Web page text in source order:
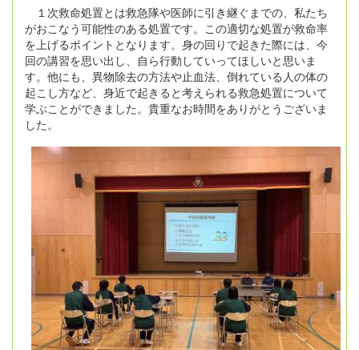
１次救命処置とは救急隊や医師に引き継ぐまでの、私たち
がおこなう可能性のある処置です。この適切な処置が救命率
を上げるポイントとなります。身の回りで起きた際には、今
回の講習を思い出し、自ら行動していってほしいと思いま
す。他にも、異物除去の方法や止血法、倒れている人の体の
起こし方など、身近で起きると考えられる救急処置について
学ぶことができました。貴重なお時間をありがとうございま
した。